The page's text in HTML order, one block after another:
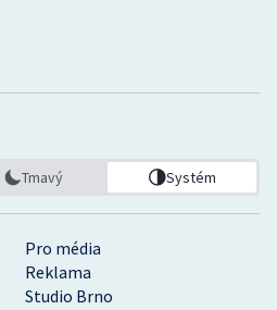
Pro média
Reklama
Studio Brno
Tmavý Systém